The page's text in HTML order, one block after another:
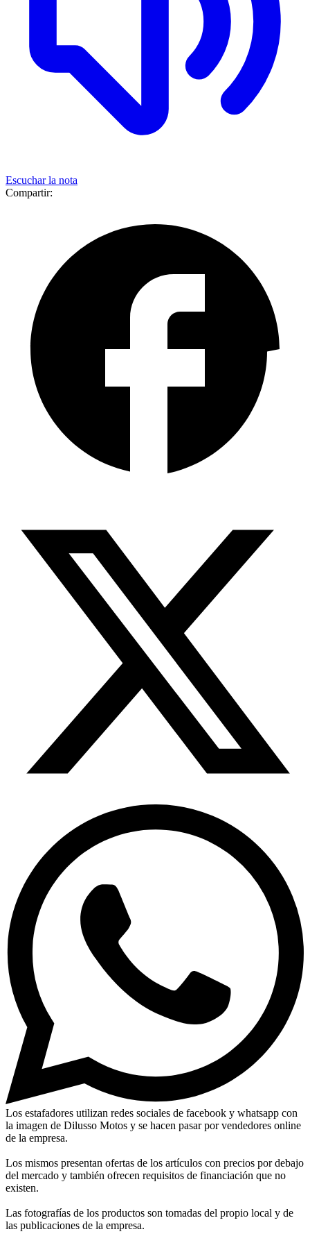
Escuchar la nota
Compartir:
Los estafadores utilizan redes sociales de facebook y whatsapp con
la imagen de Dilusso Motos y se hacen pasar por vendedores online
de la empresa.
Los mismos presentan ofertas de los artículos con precios por debajo
del mercado y también ofrecen requisitos de financiación que no
existen.
Las fotografías de los productos son tomadas del propio local y de
las publicaciones de la empresa.